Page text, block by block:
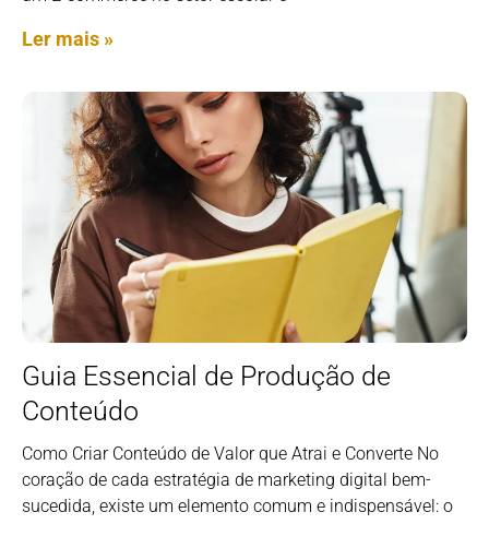
Ler mais »
Guia Essencial de Produção de
Conteúdo
Como Criar Conteúdo de Valor que Atrai e Converte No
coração de cada estratégia de marketing digital bem-
sucedida, existe um elemento comum e indispensável: o